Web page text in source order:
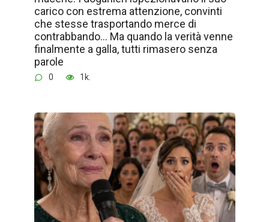
carico con estrema attenzione, convinti
che stesse trasportando merce di
contrabbando… Ma quando la verità venne
finalmente a galla, tutti rimasero senza
parole
0 1k.